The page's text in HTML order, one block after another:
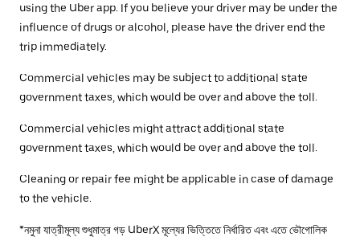
using the Uber app. If you believe your driver may be under the
influence of drugs or alcohol, please have the driver end the
trip immediately.
Commercial vehicles may be subject to additional state
government taxes, which would be over and above the toll.
Commercial vehicles might attract additional state
government taxes, which would be over and above the toll.
Cleaning or repair fee might be applicable in case of damage
to the vehicle.
*নমুনা যাত্রীমূল্য শুধুমাত্র গড় UberX মূল্যের ভিত্তিতে নির্ধারিত এবং এতে ভৌগোলিক